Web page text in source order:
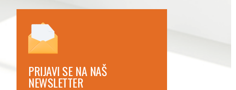
PRIJAVI SE NA NAŠ
NEWSLETTER